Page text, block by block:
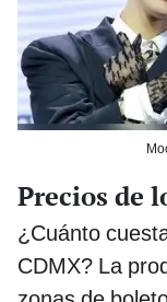
Precios de
¿Cuánto
CDMX? La